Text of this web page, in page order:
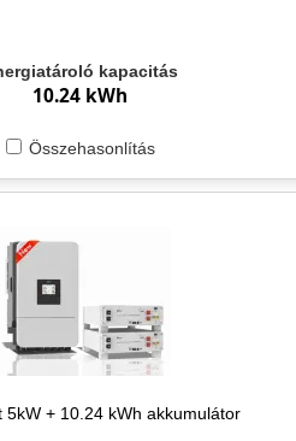
kapacitás
10.24 kWh
Összehasonlítás
5kW + 10.24 kWh akkumulátor